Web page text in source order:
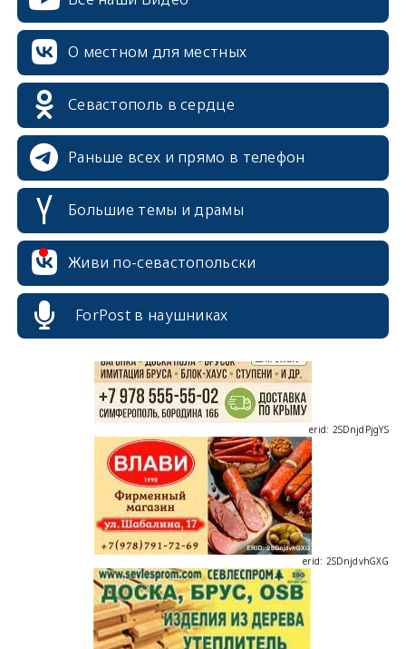
О местном для местных
Севастополь в сердце
Раньше всех и прямо в телефон
Большие темы и драмы
Живи по-севастопольски
ForPost в наушниках
erid: 2SDnjcrDNw6
erid: 2SDnjdPjgYS
erid: 2SDnjdvhGXG